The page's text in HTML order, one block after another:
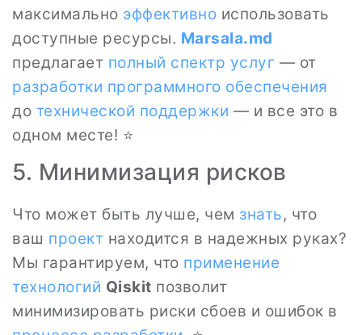
максимально эффективно использовать
доступные ресурсы. Marsala.md
предлагает полный спектр услуг — от
разработки программного обеспечения
до технической поддержки — и все это в
одном месте! ⭐
5. Минимизация рисков
Что может быть лучше, чем знать, что
ваш проект находится в надежных руках?
Мы гарантируем, что применение
технологий Qiskit позволит
минимизировать риски сбоев и ошибок в